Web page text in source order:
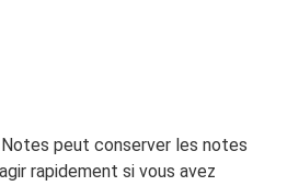
peut conserver les notes
rapidement si vous avez